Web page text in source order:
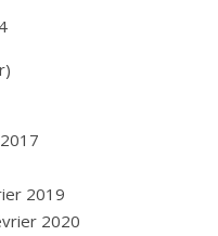
2019
2020